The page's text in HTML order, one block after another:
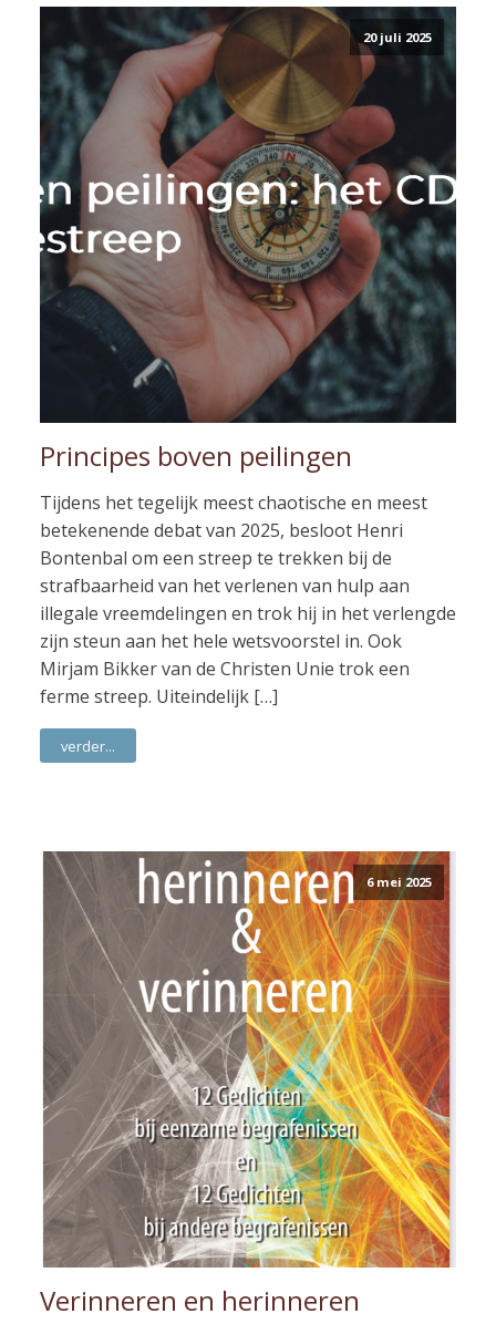
20 juli 2025
Principes boven peilingen
Tijdens het tegelijk meest chaotische en meest
betekenende debat van 2025, besloot Henri
Bontenbal om een streep te trekken bij de
strafbaarheid van het verlenen van hulp aan
illegale vreemdelingen en trok hij in het verlengde
zijn steun aan het hele wetsvoorstel in. Ook
Mirjam Bikker van de Christen Unie trok een
ferme streep. Uiteindelijk […]
verder...
6 mei 2025
Verinneren en herinneren